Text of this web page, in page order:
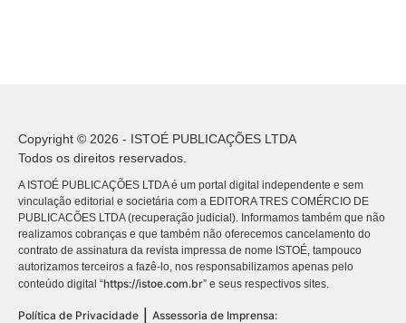
Copyright © 2026 - ISTOÉ PUBLICAÇÕES LTDA
Todos os direitos reservados.
A ISTOÉ PUBLICAÇÕES LTDA é um portal digital independente e sem
vinculação editorial e societária com a EDITORA TRES COMÉRCIO DE
PUBLICACÕES LTDA (recuperação judicial). Informamos também que não
realizamos cobranças e que também não oferecemos cancelamento do
contrato de assinatura da revista impressa de nome ISTOÉ, tampouco
autorizamos terceiros a fazê-lo, nos responsabilizamos apenas pelo
conteúdo digital “https://istoe.com.br” e seus respectivos sites.
Política de Privacidade
Assessoria de Imprensa: